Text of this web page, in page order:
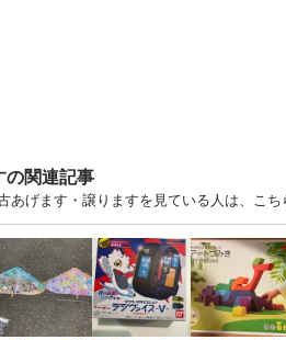
の関連記事
・譲りますを見ている人は、こちら